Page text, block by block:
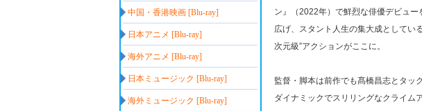
中国・香港映画 [Blu-ray]
日本アニメ [Blu-ray]
海外アニメ [Blu-ray]
日本ミュージック [Blu-ray]
海外ミュージック [Blu-ray]
ン』（2022年）で鮮烈な俳優デビュ
広げ、スタント人生の集大成としてい
次元級”アクションがここに。
監督・脚本は前作でも髙橋昌志とタッ
ダイナミックでスリリングなクライム